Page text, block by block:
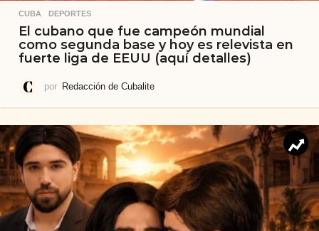
CUBA ,DEPORTES
El cubano que fue campeón mundial
como segunda base y hoy es relevista en
fuerte liga de EEUU (aquí detalles)
por Redacción de Cubalite